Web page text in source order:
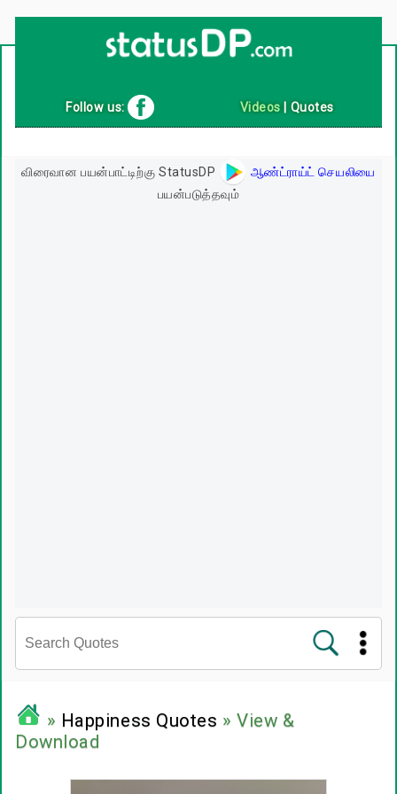
Follow us: Videos Quotes
விரைவான பயன்பாட்டிற்கு StatusDP
ஆண்ட்ராய்ட் செயலியை
பயன்படுத்தவும்
பிரபலங்களின் பொன்மொழிகள்
» Happiness Quotes » View &
Download